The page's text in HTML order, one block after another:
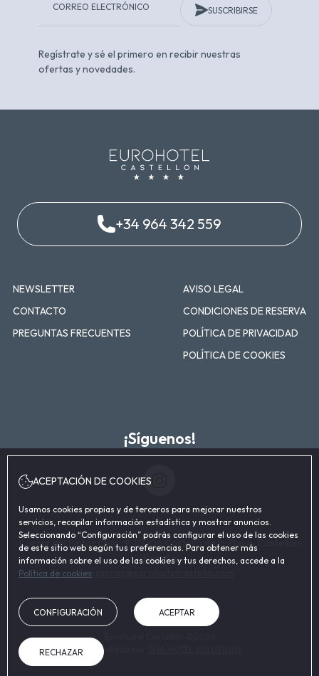
SUSCRIBIRSE
Regístrate y sé el primero en recibir nuestras
ofertas y novedades.
+34 964 342 559
NEWSLETTER
CONTACTO
PREGUNTAS FRECUENTES
AVISO LEGAL
CONDICIONES DE RESERVA
POLÍTICA DE PRIVACIDAD
POLÍTICA DE COOKIES
¡Síguenos!
Carrer del Pintor Oliet, 9, 12006 Castelló de la Plana, Castellón
(España)
reservas@eurohotelcastello.com
Desarrollado por
ACEPTACIÓN DE COOKIES
Usamos cookies propias y de terceros para mejorar nuestros
servicios, recopilar información estadística y mostrar anuncios.
Seleccionando “Configuración” podrás configurar el uso de las cookies
de este sitio web según tus preferencias. Para obtener más
información sobre el uso de las cookies y tus derechos, accede a la
Política de cookies
CONFIGURACIÓN ACEPTAR
RECHAZAR